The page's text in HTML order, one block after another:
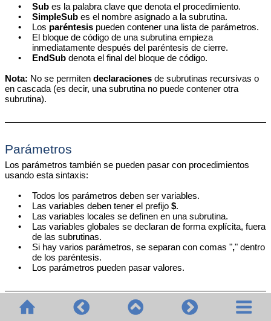
• Sub es la palabra clave que denota el procedimiento.
•
SimpleSub es el nombre asignado a la subrutina.
•
Los paréntesis pueden contener una lista de parámetros.
•
El bloque de código de una subrutina empieza
inmediatamente después del paréntesis de cierre.
•
EndSub denota el final del bloque de código.
Nota: No se permiten declaracionesde subrutinas recursivas o
en cascada (es decir, una subrutina no puede contener otra
subrutina).
Parámetros
Los parámetros también se pueden pasar con procedimientos
usando esta sintaxis:
•
Todos los parámetros deben ser variables.
•
Las variables deben tener el prefijo$.
•
Las variables locales se definen en una subrutina.
•
Las variables globales se declaran de forma explícita, fuera
de las subrutinas.
•
Si hay varios parámetros, se separan con comas "," dentro
de los paréntesis.
•
Los parámetros pueden pasar valores.